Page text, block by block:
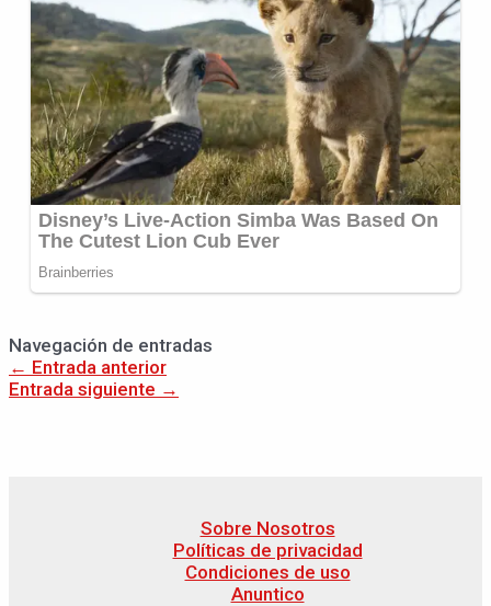
Navegación de entradas
← Entrada anterior
Entrada siguiente →
Sobre Nosotros
Políticas de privacidad
Condiciones de uso
Anuntico